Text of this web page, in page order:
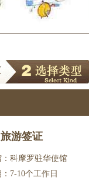
游签证
科摩罗驻华使馆
7-10个工作日